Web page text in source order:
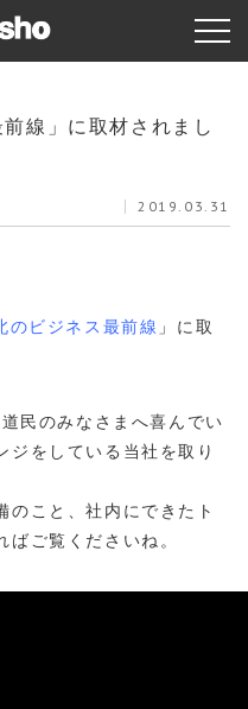
線」に取材されまし
2019.03.31
のビジネス最前線 」に取
民のみなさまへ喜んでい
ジをしている当社を取り
のこと、社内にできたト
ご覧くださいね。